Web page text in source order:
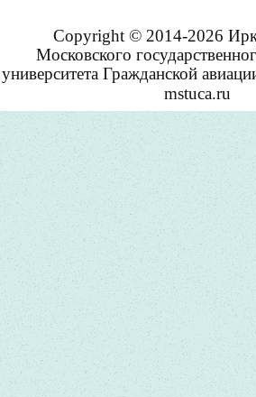
Copyright © 2014-2026
Московского
университета Гражданской
mstuca.ru